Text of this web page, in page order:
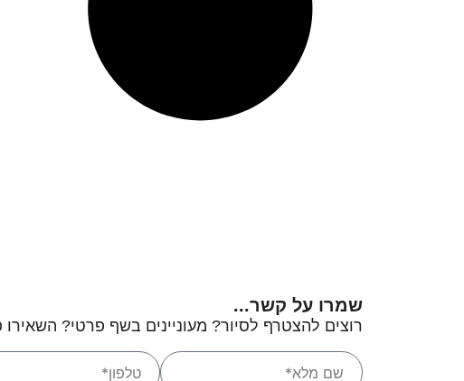
שמרו על קשר...
רוצים להצטרף לסיור? מעוניינים בשף פרטי?